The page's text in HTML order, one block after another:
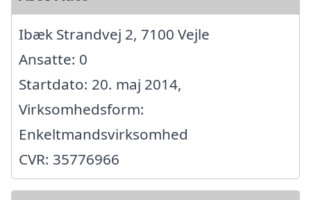
Ibæk Strandvej 2, 7100 Vejle
Ansatte: 0
Startdato: 20. maj 2014,
Virksomhedsform:
Enkeltmandsvirksomhed
CVR: 35776966